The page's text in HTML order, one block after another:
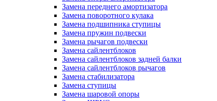
Замена переднего амортизатора
Замена поворотного кулака
Замена подшипника ступицы
Замена пружин подвески
Замена рычагов подвески
Замена сайлентблоков
Замена сайлентблоков задней балки
Замена сайлентблоков рычагов
Замена стабилизатора
Замена ступицы
Замена шаровой опоры